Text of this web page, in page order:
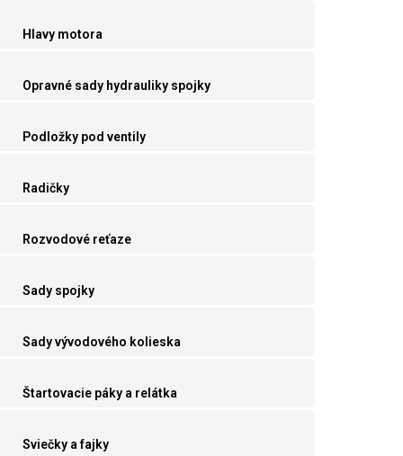
Hlavy motora
Opravné sady hydrauliky spojky
Podložky pod ventily
Radičky
Rozvodové reťaze
Sady spojky
Sady vývodového kolieska
Štartovacie páky a relátka
Sviečky a fajky